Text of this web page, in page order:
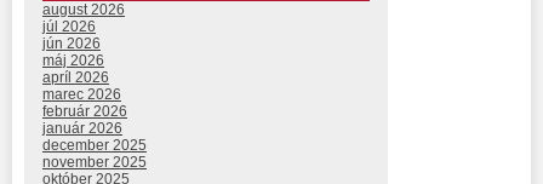
august 2026
júl 2026
jún 2026
máj 2026
apríl 2026
marec 2026
február 2026
január 2026
december 2025
november 2025
október 2025